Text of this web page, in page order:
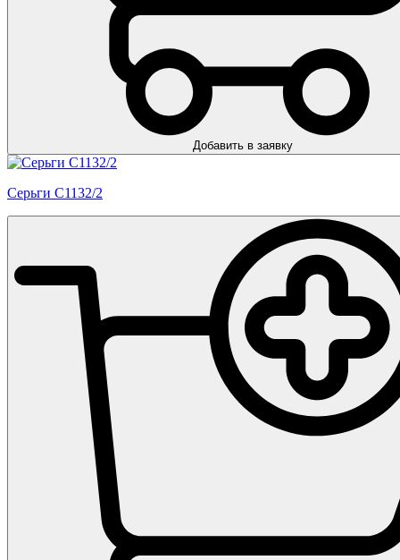
Добавить в заявку
Серьги С1132/2